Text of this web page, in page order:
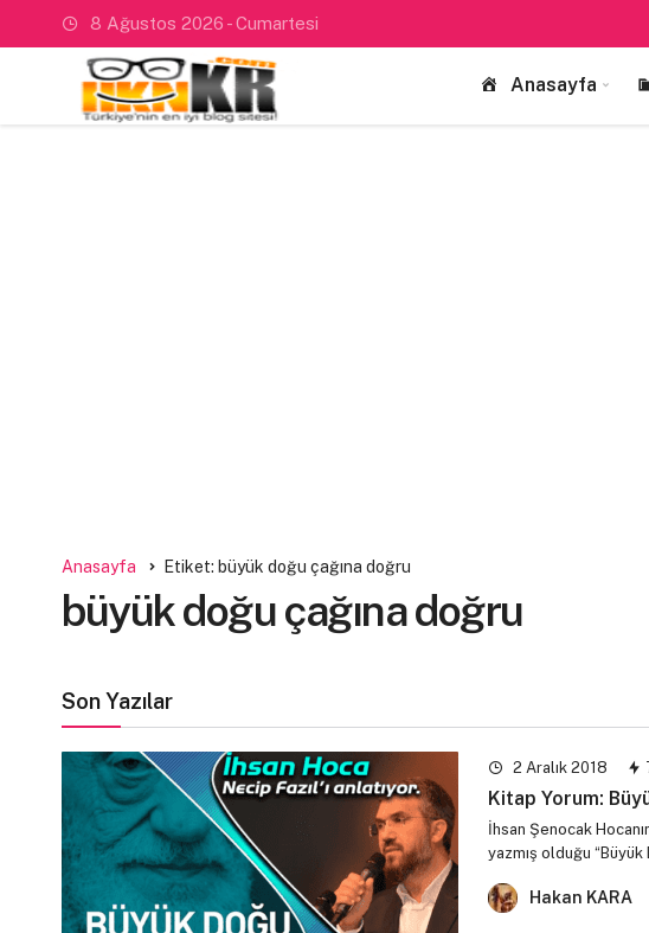
8 Ağustos 2026 - Cumartesi
Anasayfa
Anasayfa Etiket: büyük doğu çağına doğru
büyük doğu çağına doğru
Son Yazılar
2 Aralık 2018
Kitap Yorum:
İhsan Şenocak
yazmış olduğu “Büyük
Hakan KARA